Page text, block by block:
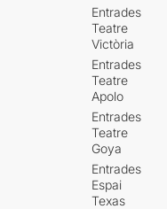
Entrades
Teatre
Victòria
Entrades
Teatre
Apolo
Entrades
Teatre
Goya
Entrades
Espai
Texas